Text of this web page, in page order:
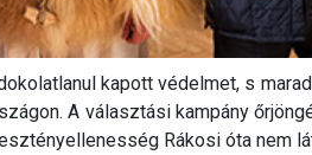
kapott védelmet, s
A választási kampány
Rákosi óta nem